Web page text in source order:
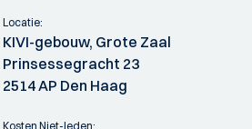
Locatie:
KIVI-gebouw, Grote Zaal
Prinsessegracht 23
2514 AP Den Haag
Kosten Niet-leden: